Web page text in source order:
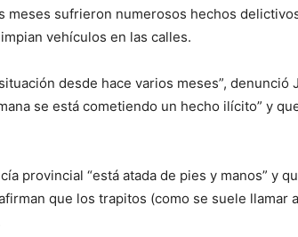
meses sufrieron numerosos hechos
vehículos en las calles.
desde hace varios meses”, denunció
se está cometiendo un hecho ilícito” y
provincial “está atada de pies y manos” y
que los trapitos (como se suele llamar